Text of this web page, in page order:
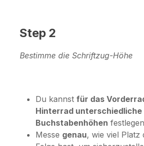
Step 2
Bestimme die Schriftzug-Höhe
Du kannst für das
Hinterrad unterschiedliche
Buchstabenhöhen
Messe genau, wie viel Platz